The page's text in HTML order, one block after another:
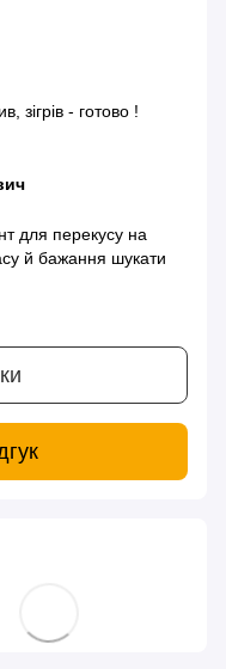
зігрів - готово !
для перекусу на
й бажання шукати